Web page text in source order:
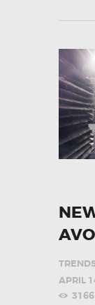
APRIL
3166